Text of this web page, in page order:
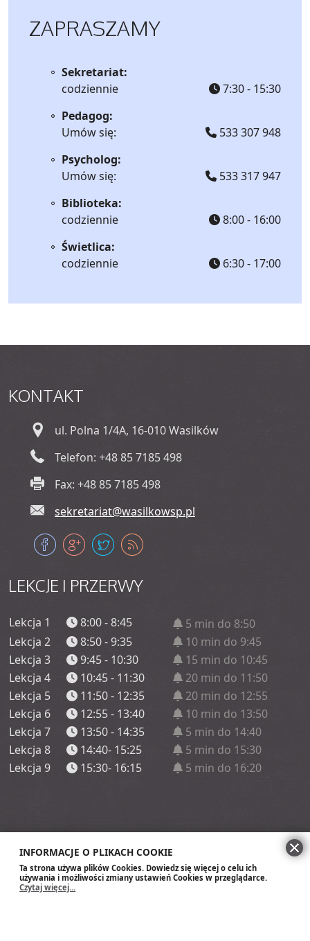
ZAPRASZAMY
Sekretariat:
codziennie
7:30 - 15:30
Pedagog:
Umów się:
533 307 948
Psycholog:
Umów się:
533 317 947
Biblioteka:
codziennie
8:00 - 16:00
Świetlica:
codziennie
6:30 - 17:00
KONTAKT
ul. Polna 1/4A, 16-010 Wasilków
Telefon: +48 85 7185 498
Fax: +48 85 7185 498
sekretariat@wasilkowsp.pl
LEKCJE I PRZERWY
Lekcja 1 8:00 - 8:45
5 min do 8:50
Lekcja 2
8:50 - 9:35
10 min do 9:45
Lekcja 3
9:45 - 10:30
15 min do 10:45
Lekcja 4
10:45 - 11:30
20 min do 11:50
Lekcja 5
11:50 - 12:35
20 min do 12:55
Lekcja 6
12:55 - 13:40
10 min do 13:50
Lekcja 7
13:50 - 14:35
5 min do 14:40
Lekcja 8
14:40- 15:25
5 min do 15:30
Lekcja 9
15:30- 16:15 5 min do 16:20
INFORMACJE O PLIKACH COOKIE
Ta strona używa plików Cookies. Dowiedz się więcej o celu ich
używania i możliwości zmiany ustawień Cookies w przeglądarce.
Czytaj więcej...